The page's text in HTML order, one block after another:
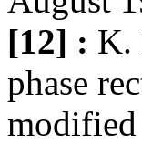
[12] : K.
phase